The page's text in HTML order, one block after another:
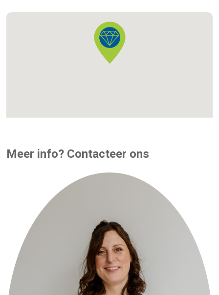
Meer info? Contacteer ons